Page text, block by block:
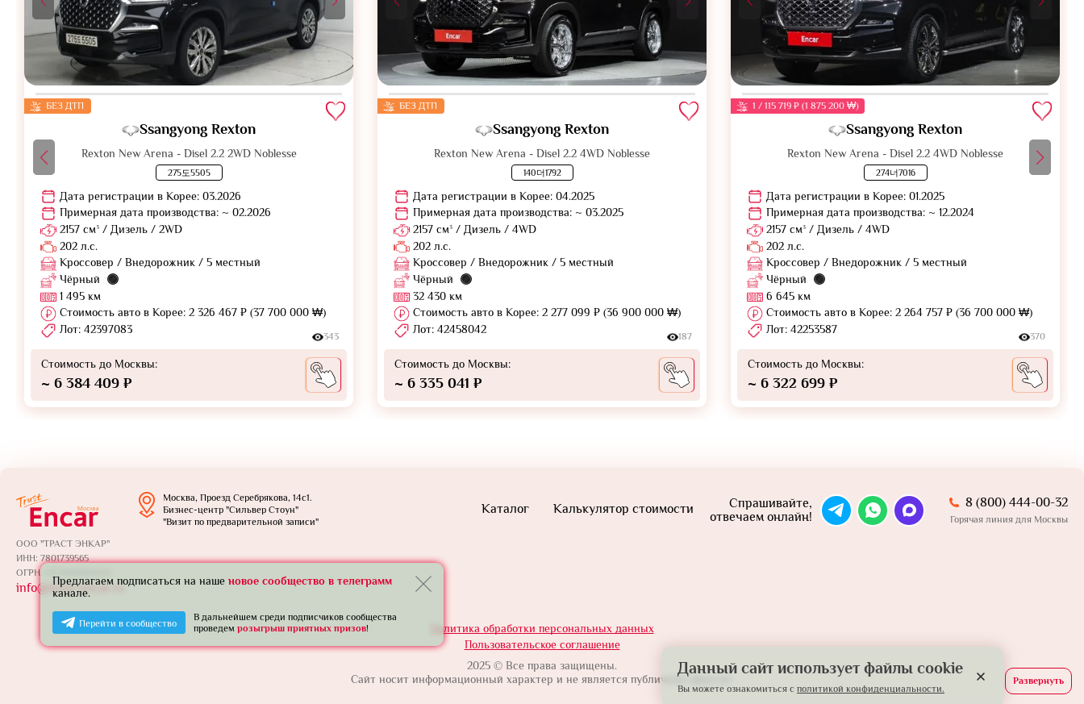
БЕЗ ДТП
Ssangyong Rexton
Rexton New Arena - Disel 2.2 2WD Noblesse
275도5505
Дата регистрации в Корее: 03.2026
Примерная дата производства: ~ 02.2026
2157 см³ / Дизель / 2WD
202 л.с.
Кроссовер / Внедорожник / 5 местный
Чёрный
1 495 км
Стоимость авто в Корее: 2 326 467 ₽ (37 700 000 ₩)
Лот: 42397083
343
Стоимость до Москвы:
~ 6 384 409 ₽
БЕЗ ДТП
Ssangyong Rexton
Rexton New Arena - Disel 2.2 4WD Noblesse
140더1792
Дата регистрации в Корее: 04.2025
Примерная дата производства: ~ 03.2025
2157 см³ / Дизель / 4WD
202 л.с.
Кроссовер / Внедорожник / 5 местный
Чёрный
32 430 км
Стоимость авто в Корее: 2 277 099 ₽ (36 900 000 ₩)
Лот: 42458042
187
Стоимость до Москвы:
~ 6 335 041 ₽
1 / 115 719 ₽ (1 875 200 ₩)
Ssangyong Rexton
Rexton New Arena - Disel 2.2 4WD Noblesse
274너7016
Дата регистрации в Корее: 01.2025
Примерная дата производства: ~ 12.2024
2157 см³ / Дизель / 4WD
202 л.с.
Кроссовер / Внедорожник / 5 местный
Чёрный
6 645 км
Стоимость авто в Корее: 2 264 757 ₽ (36 700 000 ₩)
Лот: 42253587
370
Стоимость до Москвы:
~ 6 322 699 ₽
Москва, Проезд Серебрякова, 14с1.
Бизнес-центр "Сильвер Стоун"
"Визит по предварительной записи"
Каталог Калькулятор стоимости
Спрашивайте,
отвечаем онлайн!
8 (800) 444-00-32
Горячая линия для Москвы
ООО "ТРАСТ ЭНКАР"
ИНН: 7801739565
ОГРН: 1257800005924
info@trust-encar.ru
Политика обработки персональных данных
Пользовательское соглашение
2025 © Все права защищены.
Сайт носит информационный характер и не является публичной офертой.
Данный сайт использует файлы cookie
Вы можете ознакомиться с политикой конфиденциальности.
Предлагаем подписаться на наше новое сообщество в телеграмм
канале.
Перейти в сообщество
В дальнейшем среди подписчиков сообщества
проведем розыгрыш приятных призов!
Развернуть